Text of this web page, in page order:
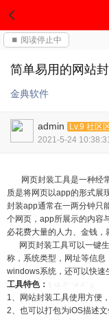
⏹ 阅读停止中
简单易用的网站
金典软件
admin Lv.9 社区
2021-5-24
网页封装工具是一种经常
质是将网页以app的形式展
封装app通常在一两分钟只
个网页，app所展示的内容
必花费大量的人力、金钱，
网页封装工具可以一键生
称，系统类型，网址等信
windows系统，还可以快速
工具特色：
1、网站封装工具使用方便
2、也可以打包为iOS描述